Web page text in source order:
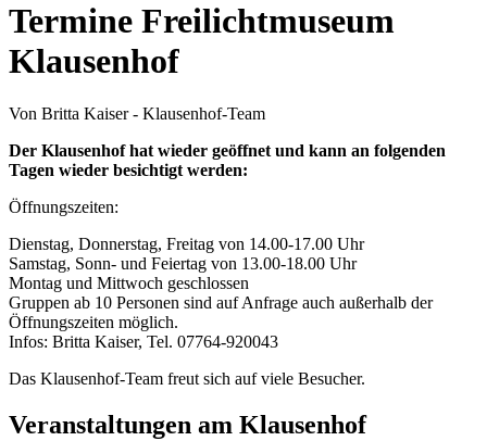
Termine Freilichtmuseum
Klausenhof
Von Britta Kaiser - Klausenhof-Team
Der Klausenhof hat wieder geöffnet und kann an folgenden
Tagen wieder besichtigt werden:
Öffnungszeiten:
Dienstag, Donnerstag, Freitag von 14.00-17.00 Uhr
Samstag, Sonn- und Feiertag von 13.00-18.00 Uhr
Montag und Mittwoch geschlossen
Gruppen ab 10 Personen sind auf Anfrage auch außerhalb der
Öffnungszeiten möglich.
Infos: Britta Kaiser, Tel. 07764-920043
Das Klausenhof-Team freut sich auf viele Besucher.
Veranstaltungen am Klausenhof